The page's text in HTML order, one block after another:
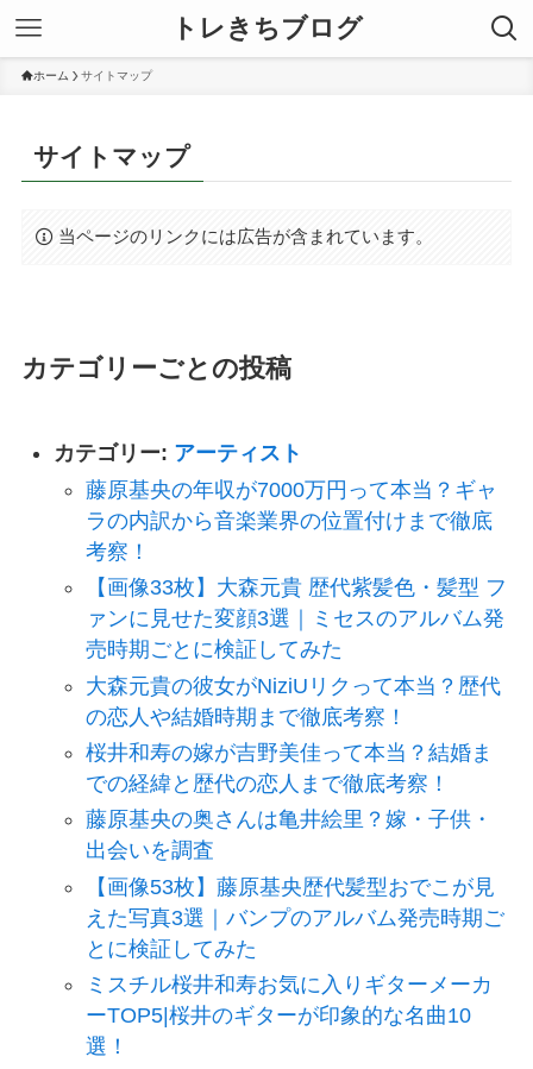
トレきちブログ
ホーム サイトマップ
サイトマップ
当ページのリンクには広告が含まれています。
カテゴリーごとの投稿
カテゴリー: アーティスト
藤原基央の年収が7000万円って本当？ギャ
ラの内訳から音楽業界の位置付けまで徹底
考察！
【画像33枚】大森元貴 歴代紫髪色・髪型 フ
ァンに見せた変顔3選｜ミセスのアルバム発
売時期ごとに検証してみた
大森元貴の彼女がNiziUリクって本当？歴代
の恋人や結婚時期まで徹底考察！
桜井和寿の嫁が吉野美佳って本当？結婚ま
での経緯と歴代の恋人まで徹底考察！
藤原基央の奥さんは亀井絵里？嫁・子供・
出会いを調査
【画像53枚】藤原基央歴代髪型おでこが見
えた写真3選｜バンプのアルバム発売時期ご
とに検証してみた
ミスチル桜井和寿お気に入りギターメーカ
ーTOP5|桜井のギターが印象的な名曲10
選！